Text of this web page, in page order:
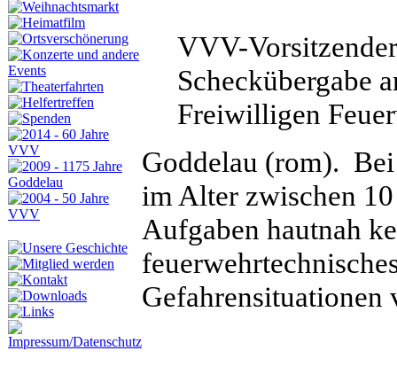
VVV-
Scheckübergabe
Freiwilligen
Goddelau (rom).
im Alter zwischen
Aufgaben hautnah
Gefahrensituationen